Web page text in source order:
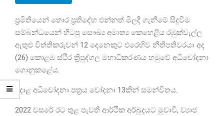
ප්‍රමිතියෙන් තොර ප්‍රතිදේහ එන්නත් මිලදී ගැනීමේ සිදුවීම
සම්බන්ධයෙන් හිටපු සෞඛ්‍ය අමාත්‍ය කෙහෙළිය රඹුක්වැල්ල
ඇතුළු විත්තිකරුවන් 12 දෙනෙකුට එරෙහිව නීතිපතිවරයා අද
(26) කොළඹ ස්ථිර ත්‍රිපුද්ගල මහාධිකරණය හමුවේ අධිචෝදනා
ගොනුකළේය.
අදාළ අධිචෝදනා පත්‍රය චෝදනා 13කින් සමන්විතය.
2022 වසරේ රට තුළ පැවති ආර්ථික අර්බුදයට මුවාවී, ව්‍යාජ